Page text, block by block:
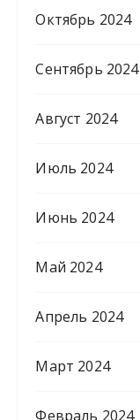
Октябрь 2024
Сентябрь 2024
Август 2024
Июль 2024
Июнь 2024
Май 2024
Апрель 2024
Март 2024
Февраль 2024